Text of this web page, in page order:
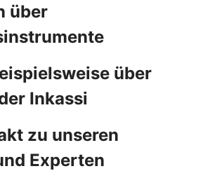
über
über
Inkassi
zu unseren
Experten